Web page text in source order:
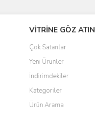
VİTRİNE GÖZ ATIN
Çok Satanlar
Yeni Ürünler
İndirimdekiler
Kategoriler
Ürün Arama